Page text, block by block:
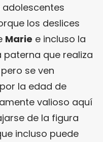
los deslices
Marie e incluso la
que realiza
se ven
la edad de
valioso aquí
de la figura
incluso puede